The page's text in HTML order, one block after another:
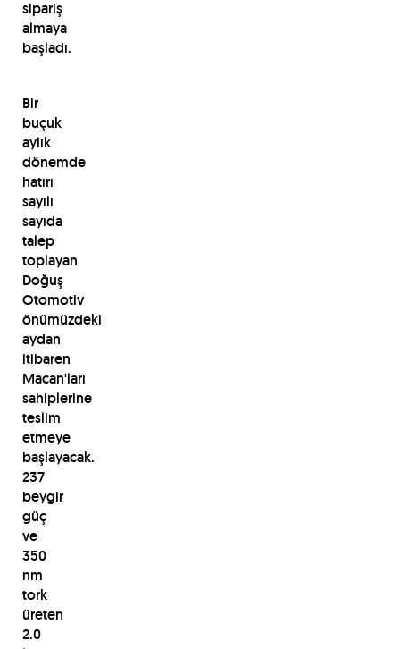
sipariş
almaya
başladı.
Bir
buçuk
aylık
dönemde
hatırı
sayılı
sayıda
talep
toplayan
Doğuş
Otomotiv
önümüzdeki
aydan
itibaren
Macan'ları
sahiplerine
teslim
etmeye
başlayacak.
237
beygir
güç
ve
350
nm
tork
üreten
2.0